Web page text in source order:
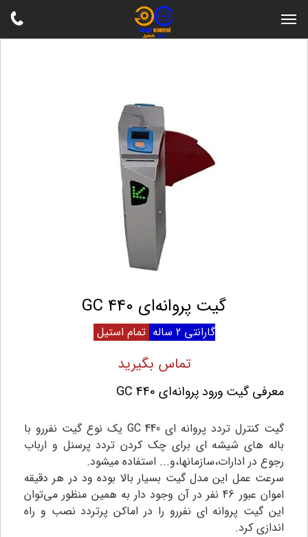
گیت پروانه‌ای GC 440
گارانتی 2 ساله تمام استیل
تماس بگیرید
معرفی گیت ورود پروانه‌ای GC 440
گیت کنترل تردد پروانه ای GC 440 یک نوع گیت نفررو با
باله های شیشه ای برای چک کردن تردد پرسنل و ارباب
رجوع در ادارات،سازمانها،و... استفاده میشود.
سرعت عمل این مدل گیت بسیار بالا بوده ود در هر دقیقه
اموان عبور 46 نفر در آن وجود دار به همین منظور می‌توان
این گیت پروانه ای نفررو را در اماکن پرتردد نصب و راه
اندازی کرد.